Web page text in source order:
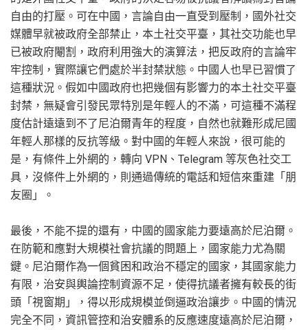
自由的打壓。可在中國，言論自由一直受到壓制，國外社交
媒體早就被政府全部禁止，本土社交平臺，其社交功能也早
已被政府閹割，政府利用強大的演算法，把反政府的言論牢
牢控制，實際讓它們處於半封禁狀態。中國人也早已習慣了
這種狀況。假如中國政府也把幾個有影響力的本土社交平臺
封禁，無疑會引發民眾特別是年輕人的不滿，可這種不滿程
度估計遠遠到不了尼泊爾青年的程度，自然也就難形成尼國
年輕人那樣的反抗等級。對中國的年輕人來說，很可能的
是，有條件上外網的，轉向 VPN、Telegram 等灰色社交工
具，沒條件上外網的，則通過傳統的電話和短信來重建「朋
友圈」。
最後，不能不提的還有，中國的國家能力要遠高於尼泊爾。
在防範和應對大規模社會抗議的問題上，國家能力尤為關
鍵。尼泊爾作為一個貧困和政治不穩定的國家，其國家能力
有限，治安與輿論控制資源不足，使得抗議者擁有較長的街
頭「視窗期」，得以形成規模並倒逼政治讓步。中國的情況
完全不同，資訊管控和治安體系的反應速度遠高於尼泊爾，